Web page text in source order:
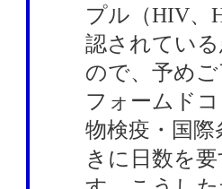
プル（HIV、
認されてい
ので、予め
フォームド
物検疫・国
きに日数を